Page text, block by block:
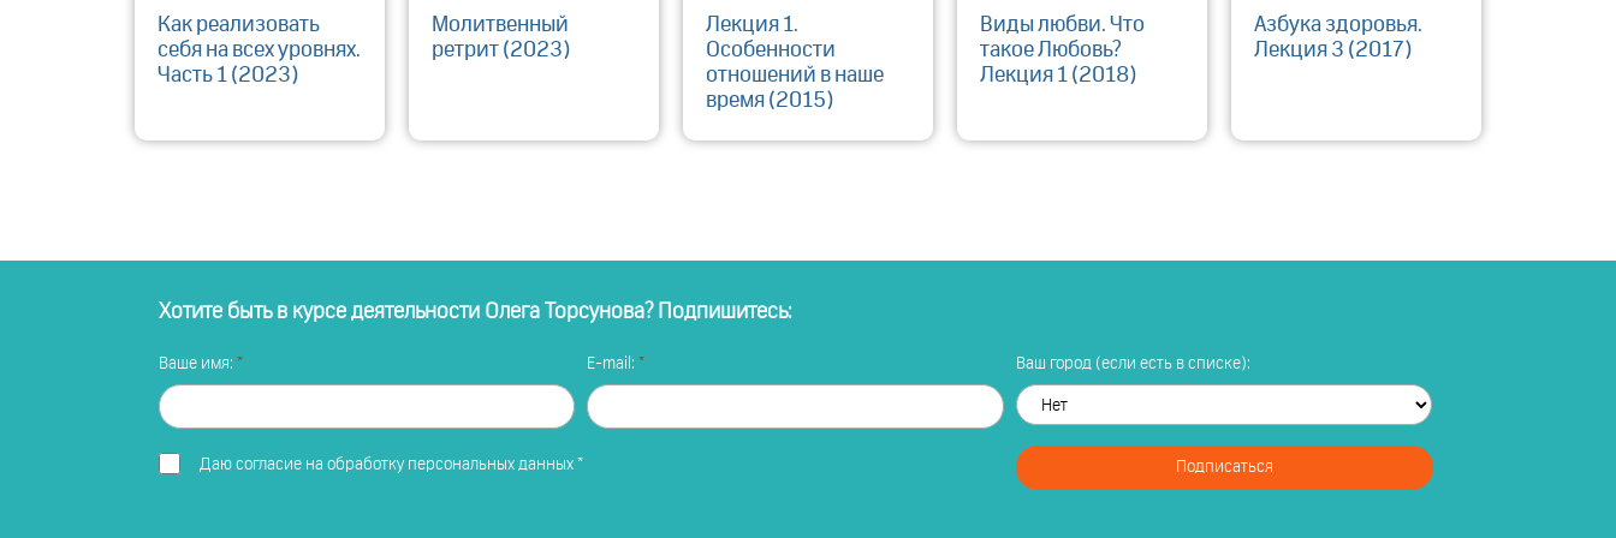
Как реализовать
себя на всех уровнях.
Часть 1 (2023)
Молитвенный
ретрит (2023)
Лекция 1.
Особенности
отношений в наше
время (2015)
Виды любви. Что
такое Любовь?
Лекция 1 (2018)
Азбука здоровья.
Лекция 3 (2017)
Хотите быть в курсе деятельности Олега Торсунова? Подпишитесь:
Ваше имя: E-mail: Ваш город (если есть в списке):
Даю согласие на обработку персональных данных* Подписаться